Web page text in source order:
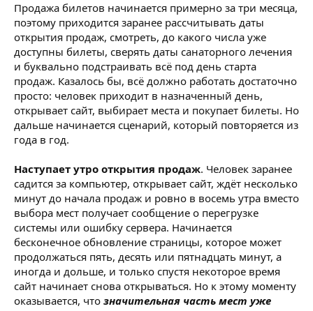
Продажа билетов начинается примерно за три месяца,
поэтому приходится заранее рассчитывать даты
открытия продаж, смотреть, до какого числа уже
доступны билеты, сверять даты санаторного лечения
и буквально подстраивать всё под день старта
продаж. Казалось бы, всё должно работать достаточно
просто: человек приходит в назначенный день,
открывает сайт, выбирает места и покупает билеты. Но
дальше начинается сценарий, который повторяется из
года в год.
Наступает утро открытия продаж. Человек заранее
садится за компьютер, открывает сайт, ждёт несколько
минут до начала продаж и ровно в восемь утра вместо
выбора мест получает сообщение о перегрузке
системы или ошибку сервера. Начинается
бесконечное обновление страницы, которое может
продолжаться пять, десять или пятнадцать минут, а
иногда и дольше, и только спустя некоторое время
сайт начинает снова открываться. Но к этому моменту
оказывается, что значительная часть мест уже